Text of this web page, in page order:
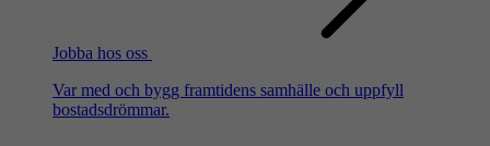
Jobba hos oss
Var med och bygg framtidens samhälle och uppfyll
bostadsdrömmar.